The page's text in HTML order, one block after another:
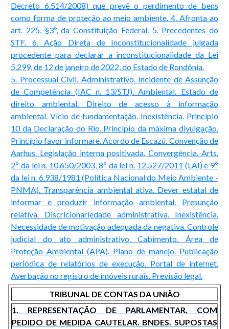
Decreto 6.514/2008) que prevê o perdimento de bens
como forma de proteção ao meio ambiente. 4. Afronta ao
art. 225, §3º, da Constituição Federal. 5. Precedentes do
STF. 6. Ação Direta de Inconstitucionalidade julgada
procedente para declarar a inconstitucionalidade da Lei
5.299, de 12 de janeiro de 2022, do Estado de Rondônia.
5. Processual Civil. Administrativo. Incidente de Assunção
de Competência (IAC n. 13/STJ). Ambiental. Estado de
direito ambiental. Direito de acesso à informação
ambiental. Vício de fundamentação. Inexistência. Princípio
10 da Declaração do Rio. Princípio da máxima divulgação.
Princípio favor informare. Acordo de Escazú. Convenção de
Aarhus. Legislação interna positivada. Convergência. Arts.
2º da lei n. 10.650/2003, 8º da lei n. 12.527/2011 (LAI) e 9º
da lei n. 6.938/1981 (Política Nacional do Meio Ambiente -
PNMA). Transparência ambiental ativa. Dever estatal de
informar e produzir informação ambiental. Presunção
relativa. Discricionariedade administrativa. Inexistência.
Necessidade de motivação adequada da negativa. Controle
judicial do ato administrativo. Cabimento. Área de
Proteção Ambiental (APA). Plano de manejo. Publicação
periódica de relatórios de execução. Portal de internet.
Averbação no registro de imóveis rurais. Previsão legal.
TRIBUNAL DE CONTAS DA UNIÃO
1. REPRESENTAÇÃO DE PARLAMENTAR, COM
PEDIDO DE MEDIDA CAUTELAR. BNDES. SUPOSTAS